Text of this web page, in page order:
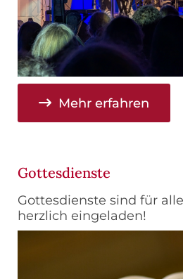
Mehr erfahren
Gottesdienste
Gottesdienste sind für
herzlich eingeladen!